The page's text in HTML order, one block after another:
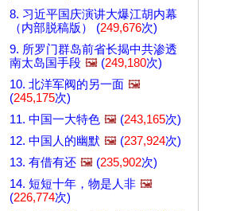
8. 习近平国庆演讲大爆江胡内幕
（内部脱稿版） (249,676次)
9. 所罗门群岛前省长揭中共渗透
南太岛国手段 🖼️ (249,180次)
10. 北洋军阀的另一面 🖼️
(245,175次)
11. 中国一大特色 🖼️ (243,165次)
12. 中国人的幽默 🖼️ (237,924次)
13. 有借有还 🖼️ (235,902次)
14. 短短十年，物是人非 🖼️
(226,774次)